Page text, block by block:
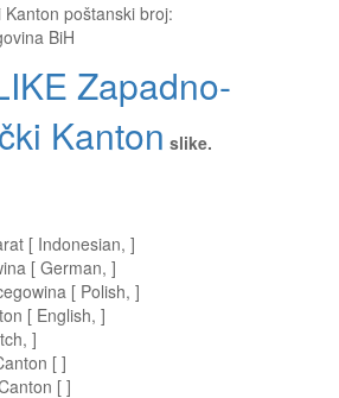
poštanski broj:
BiH
Zapadno-
Kanton slike.
[ Indonesian, ]
[ German, ]
[ Polish, ]
[ English, ]
]
[ ]
[ ]